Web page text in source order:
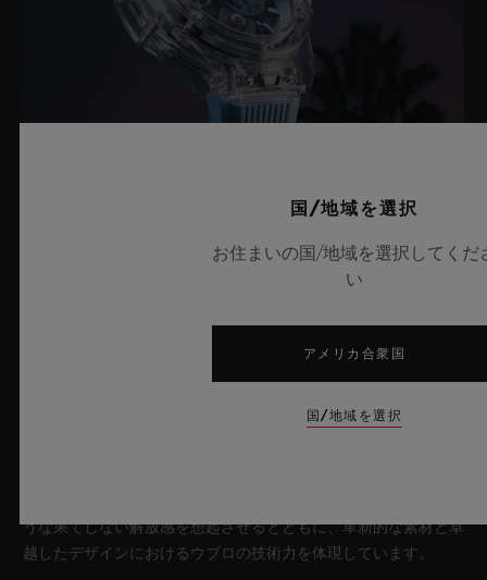
ビッグ・バン サファイア スカイブルー
2026年7月8日、スイス・ニヨン – サファイアクリスタルにおい
す。魅惑的なスカイブルーの透明感を放つサファイアクリスタル
うな果てしない解放感を想起させるとともに、革新的な素材と卓
越したデザインにおけるウブロの技術力を体現しています。
国/地域を選択
お住まいの国/地域を選択してくだ
い
アメリカ合衆国
国/地域を選択